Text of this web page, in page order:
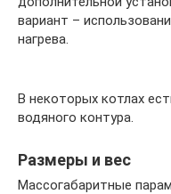
вариант –
нагрева.
В некоторых котлах
водяного контура.
Размеры и вес
Массогабаритные